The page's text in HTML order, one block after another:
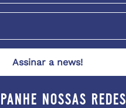
Assinar a news!
nossas redes